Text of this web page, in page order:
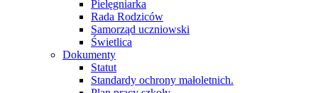
Pielęgniarka
Rada Rodziców
Samorząd uczniowski
Świetlica
Dokumenty
Statut
Standardy ochrony małoletnich.